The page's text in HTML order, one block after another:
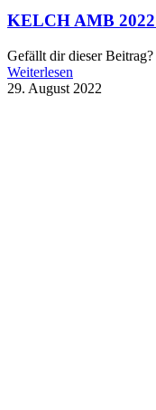
KELCH AMB
Gefällt dir dieser Beitrag?
Weiterlesen
29. August 2022